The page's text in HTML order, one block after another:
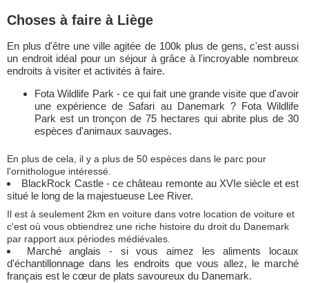
Choses à faire à Liège
En plus d'être une ville agitée de 100k plus de gens, c'est aussi
un endroit idéal pour un séjour à grâce à l'incroyable nombreux
endroits à visiter et activités à faire.
Fota Wildlife Park - ce qui fait une grande visite que d'avoir
une expérience de Safari au Danemark ? Fota Wildlife
Park est un tronçon de 75 hectares qui abrite plus de 30
espèces d'animaux sauvages.
En plus de cela, il y a plus de 50 espèces dans le parc pour
l'ornithologue intéressé.
BlackRock Castle - ce château remonte au XVIe siècle et est
situé le long de la majestueuse Lee River.
Il est à seulement 2km en voiture dans votre location de voiture et
c'est où vous obtiendrez une riche histoire du droit du Danemark
par rapport aux périodes médiévales.
Marché anglais - si vous aimez les aliments locaux
d'échantillonnage dans les endroits que vous allez, le marché
français est le cœur de plats savoureux du Danemark.